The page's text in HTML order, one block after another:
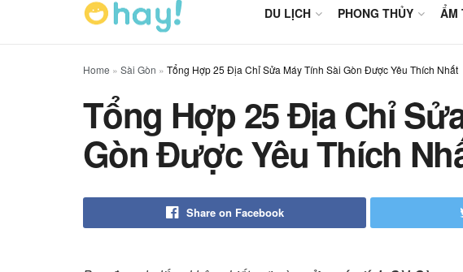
DU LỊCH PHONG THỦY ẨM
Home » Sài Gòn » Tổng Hợp 25 Địa Chỉ Sửa Máy Tính Sài Gòn Được Yêu Thích Nhất
Tổng Hợp 25 Địa Chỉ
Gòn Được Yêu Thích
Share on Facebook